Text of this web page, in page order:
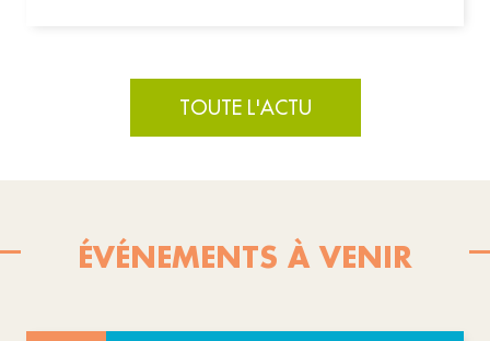
TOUTE L'ACTU
ÉVÉNEMENTS À VENIR